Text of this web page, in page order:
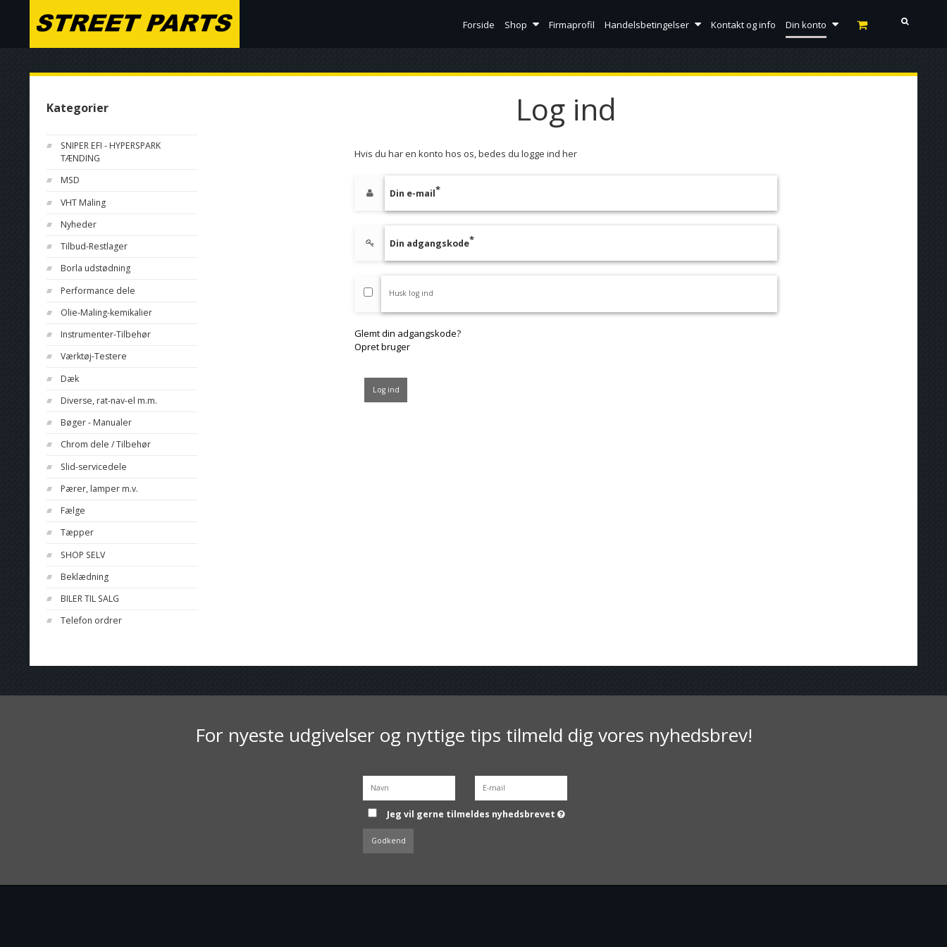
Forside Shop Firmaprofil Handelsbetingelser Kontakt og info Din konto
Kategorier
SNIPER EFI - HYPERSPARK
TÆNDING
MSD
VHT Maling
Nyheder
Tilbud-Restlager
Borla udstødning
Performance dele
Olie-Maling-kemikalier
Instrumenter-Tilbehør
Værktøj-Testere
Dæk
Diverse, rat-nav-el m.m.
Bøger - Manualer
Chrom dele / Tilbehør
Slid-servicedele
Pærer, lamper m.v.
Fælge
Tæpper
SHOP SELV
Beklædning
BILER TIL SALG
Telefon ordrer
Log ind
Hvis du har en konto hos os, bedes du logge ind her
Din e-mail
Din adgangskode
Husk log ind
Glemt din adgangskode?
Opret bruger
Log ind
For nyeste udgivelser og nyttige tips tilmeld dig vores nyhedsbrev!
Jeg vil gerne tilmeldes nyhedsbrevet
Godkend